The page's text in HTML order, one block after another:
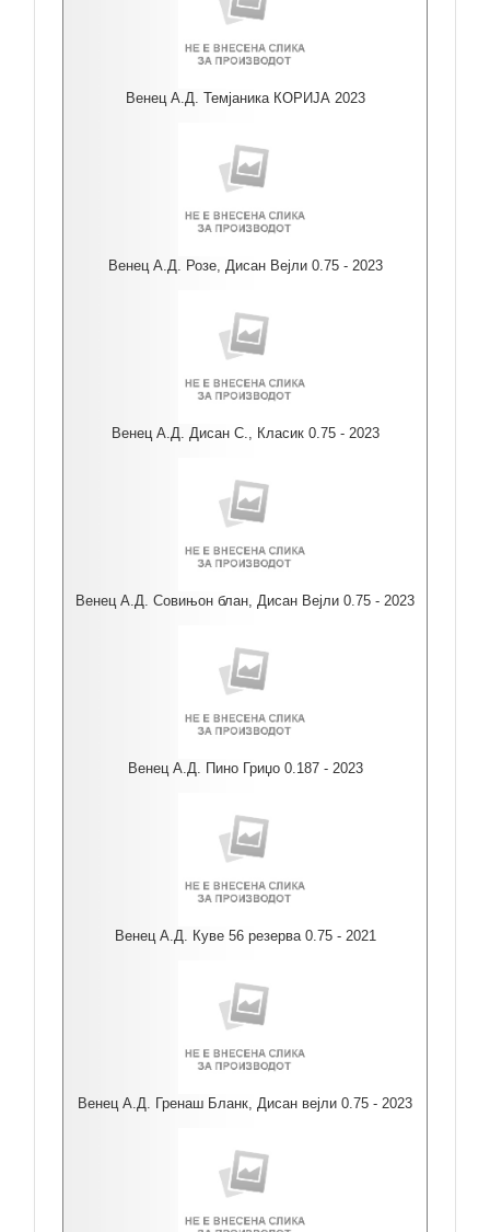
Венец А.Д. Темјаника КОРИЈА 2023
Венец А.Д. Розе, Дисан Вејли 0.75 - 2023
Венец А.Д. Дисан С., Класик 0.75 - 2023
Венец А.Д. Совињон блан, Дисан Вејли 0.75 - 2023
Венец А.Д. Пино Гриџо 0.187 - 2023
Венец А.Д. Куве 56 резерва 0.75 - 2021
Венец А.Д. Гренаш Бланк, Дисан вејли 0.75 - 2023